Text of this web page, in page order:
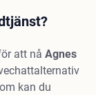
att nå Agnes
kan du